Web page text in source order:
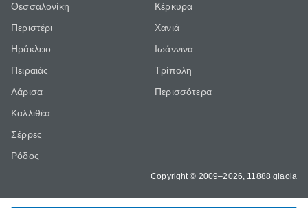
Θεσσαλονίκη
Περιστέρι
Ηράκλειο
Πειραιάς
Λάρισα
Καλλιθέα
Σέρρες
Ρόδος
Κέρκυρα
Χανιά
Ιωάννινα
Τρίπολη
Περισσότερα
Copyright © 2009–2026, 11888 giaola